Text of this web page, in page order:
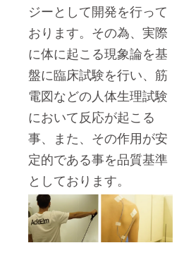
ジーとして開発を行って
おります。その為、実際
に体に起こる現象論を基
盤に臨床試験を行い、筋
電図などの人体生理試験
において反応が起こる
事、また、その作用が安
定的である事を品質基準
としております。